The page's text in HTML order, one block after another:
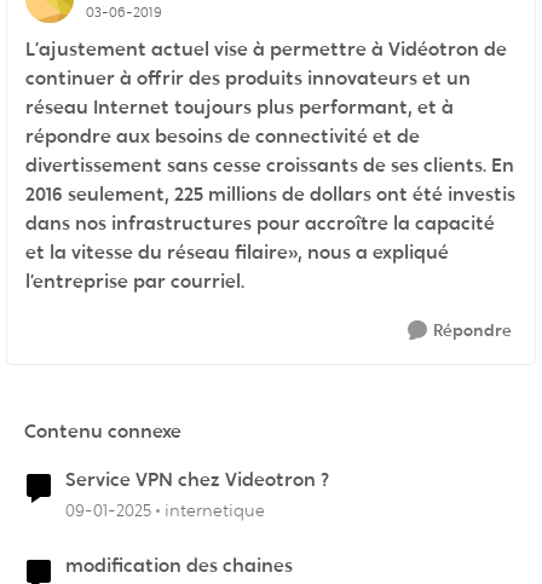
03-06-2019
L’ajustement actuel vise à permettre à Vidéotron de
continuer à offrir des produits innovateurs et un
réseau Internet toujours plus performant, et à
répondre aux besoins de connectivité et de
divertissement sans cesse croissants de ses clients. En
2016 seulement, 225 millions de dollars ont été investis
dans nos infrastructures pour accroître la capacité
et la vitesse du réseau filaire», nous a expliqué
l’entreprise par courriel.
Répondre
Contenu connexe
Service VPN chez Videotron ?
09-01-2025 internetique
modification des chaines